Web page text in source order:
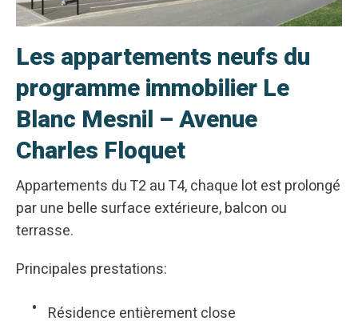
Les appartements neufs du
programme immobilier Le
Blanc Mesnil – Avenue
Charles Floquet
Appartements du T2 au T4, chaque lot est prolongé
par une belle surface extérieure, balcon ou
terrasse.
Principales prestations:
Résidence entièrement close